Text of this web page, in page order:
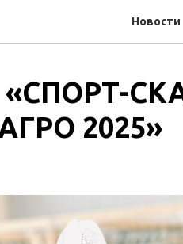
Новости
2025»